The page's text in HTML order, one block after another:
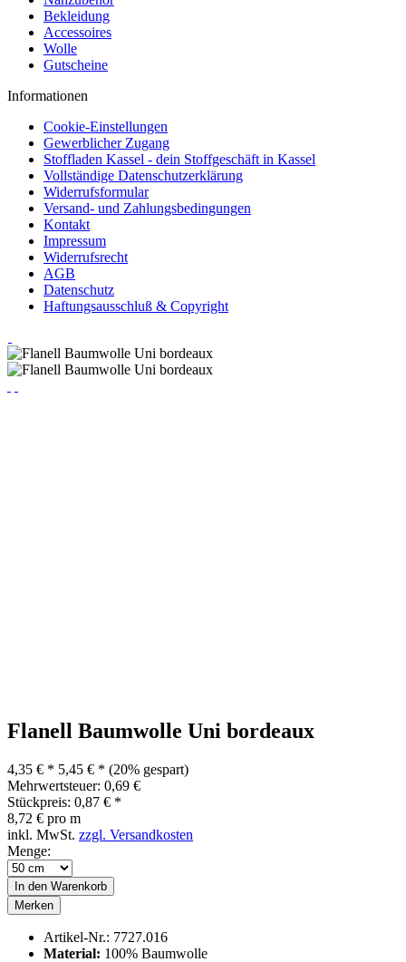
Bekleidung
Accessoires
Wolle
Gutscheine
Informationen
Cookie-Einstellungen
Gewerblicher Zugang
Stoffladen Kassel - dein Stoffgeschäft in Kassel
Vollständige Datenschutzerklärung
Widerrufsformular
Versand- und Zahlungsbedingungen
Kontakt
Impressum
Widerrufsrecht
AGB
Datenschutz
Haftungsausschluß & Copyright
Flanell Baumwolle Uni bordeaux
4,35 € * 5,45 € * (20% gespart)
Mehrwertsteuer: 0,69 €
Stückpreis: 0,87 € *
8,72 € pro m
inkl. MwSt. zzgl. Versandkosten
Menge:
In den Warenkorb
Merken
Artikel-Nr.: 7727.016
Material: 100% Baumwolle